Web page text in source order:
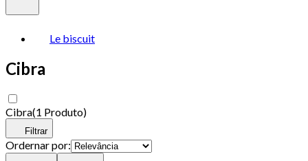
Le biscuit
Cibra
Cibra(1 Produto)
Filtrar
Ordernar por: